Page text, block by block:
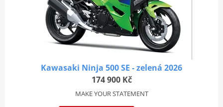
Kawasaki Ninja 500 SE - zelená 2026
174 900 Kč
MAKE YOUR STATEMENT